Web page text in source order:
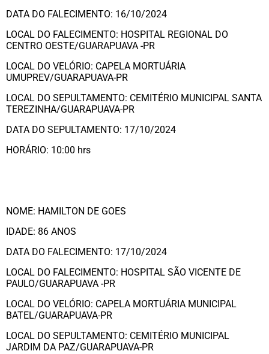
DATA DO FALECIMENTO: 16/10/2024
LOCAL DO FALECIMENTO: HOSPITAL REGIONAL DO
CENTRO OESTE/GUARAPUAVA -PR
LOCAL DO VELÓRIO: CAPELA MORTUÁRIA
UMUPREV/GUARAPUAVA-PR
LOCAL DO SEPULTAMENTO: CEMITÉRIO MUNICIPAL SANTA
TEREZINHA/GUARAPUAVA-PR
DATA DO SEPULTAMENTO: 17/10/2024
HORÁRIO: 10:00 hrs
NOME: HAMILTON DE GOES
IDADE: 86 ANOS
DATA DO FALECIMENTO: 17/10/2024
LOCAL DO FALECIMENTO: HOSPITAL SÃO VICENTE DE
PAULO/GUARAPUAVA -PR
LOCAL DO VELÓRIO: CAPELA MORTUÁRIA MUNICIPAL
BATEL/GUARAPUAVA-PR
LOCAL DO SEPULTAMENTO: CEMITÉRIO MUNICIPAL
JARDIM DA PAZ/GUARAPUAVA-PR